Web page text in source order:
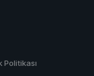
Politikası